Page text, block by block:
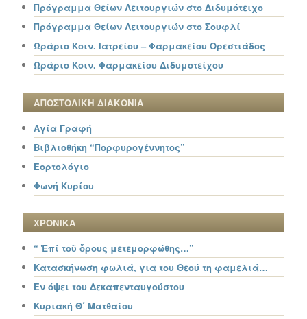
Πρόγραμμα Θείων Λειτουργιών στο Διδυμότειχο
Πρόγραμμα Θείων Λειτουργιών στο Σουφλί
Ωράριο Κοιν. Ιατρείου – Φαρμακείου Ορεστιάδος
Ωράριο Κοιν. Φαρμακείου Διδυμοτείχου
ΑΠΟΣΤΟΛΙΚΗ ΔΙΑΚΟΝΙΑ
Αγία Γραφή
Βιβλιοθήκη “Πορφυρογέννητος”
Εορτολόγιο
Φωνή Κυρίου
ΧΡΟΝΙΚΑ
“ Ἐπί τοῦ ὄρους μετεμορφώθης…”
Κατασκήνωση φωλιά, για του Θεού τη φαμελιά…
Εν όψει του Δεκαπενταυγούστου
Κυριακή Θ΄ Ματθαίου